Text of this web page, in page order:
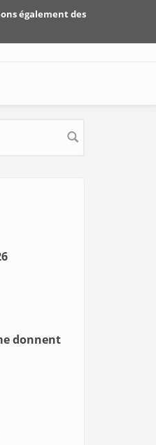
donnent
également des